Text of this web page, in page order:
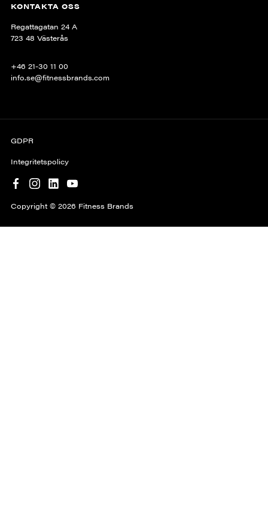
KONTAKTA OSS
Regattagatan 24 A
723 48 Västerås
+46 21-30 11 00
info.se@fitnessbrands.com
GDPR
Integritetspolicy
Copyright © 2026 Fitness Brands